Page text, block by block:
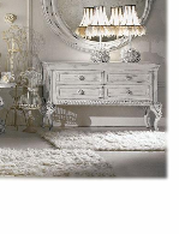
В композицию
кресло, комод,
люстра.